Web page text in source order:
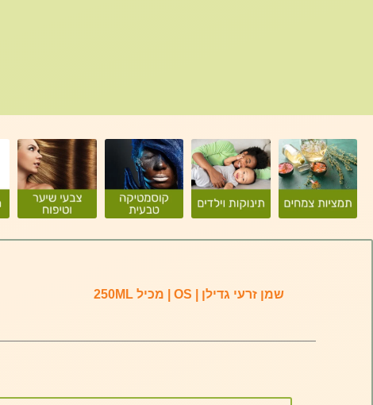
שמן זרעי גדילן | OS | מכיל 250ML